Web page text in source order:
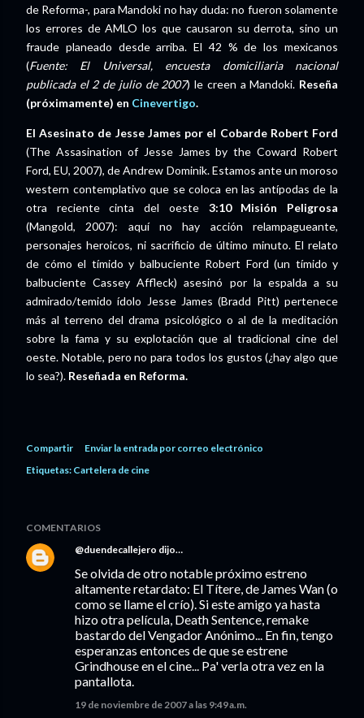
de Reforma-, para Mandoki no hay duda: no fueron solamente
los errores de AMLO los que causaron su derrota, sino un
fraude planeado desde arriba. El 42 % de los mexicanos
(Fuente: El Universal, encuesta domiciliaria nacional
publicada el 2 de julio de 2007) le creen a Mandoki. Reseña
(próximamente) en Cinevertigo.
El Asesinato de Jesse James por el Cobarde Robert Ford
(The Assasination of Jesse James by the Coward Robert
Ford, EU, 2007), de Andrew Dominik. Estamos ante un moroso
western contemplativo que se coloca en las antípodas de la
otra reciente cinta del oeste 3:10 Misión Peligrosa
(Mangold, 2007): aquí no hay acción relampagueante,
personajes heroicos, ni sacrificio de último minuto. El relato
de cómo el tímido y balbuciente Robert Ford (un tímido y
balbuciente Cassey Affleck) asesinó por la espalda a su
admirado/temido ídolo Jesse James (Bradd Pitt) pertenece
más al terreno del drama psicológico o al de la meditación
sobre la fama y su explotación que al tradicional cine del
oeste. Notable, pero no para todos los gustos (¿hay algo que
lo sea?). Reseñada en Reforma.
Compartir
Enviar la entrada por correo electrónico
Etiquetas: Cartelera de cine
COMENTARIOS
@duendecallejero dijo…
Se olvida de otro notable próximo estreno
altamente retardato: El Títere, de James Wan (o
como se llame el crío). Si este amigo ya hasta
hizo otra película, Death Sentence, remake
bastardo del Vengador Anónimo... En fin, tengo
esperanzas entonces de que se estrene
Grindhouse en el cine... Pa' verla otra vez en la
pantallota.
19 de noviembre de 2007 a las 9:49 a.m.